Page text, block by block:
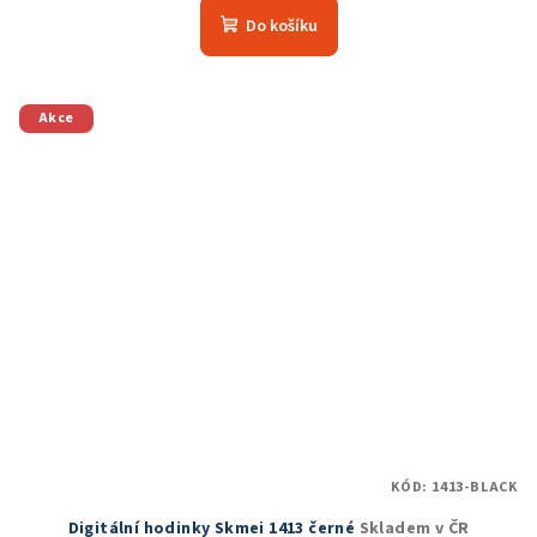
Do košíku
Akce
Digitální hodinky Skmei 1413 černé Skladem v ČR
KÓD: 1413-BLACK